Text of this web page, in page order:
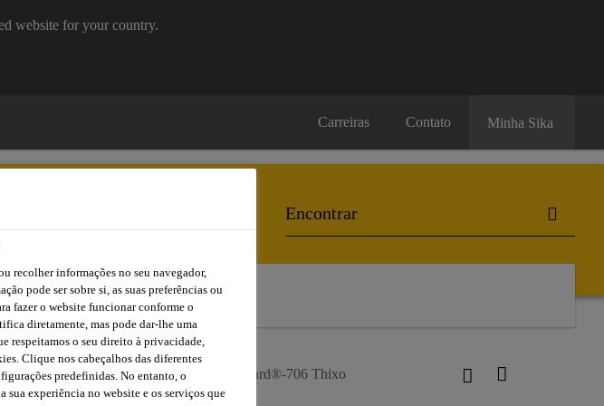
website for your country.
Carreiras Contato Minha Sika
Atendimento Comercial
Base Silano Tixotrópico Sikagard®-706 Thixo
recolher informações no seu navegador,
pode ser sobre si, as suas preferências ou
fazer o website funcionar conforme o
diretamente, mas pode dar-lhe uma
respeitamos o seu direito à privacidade,
Clique nos cabeçalhos das diferentes
predefinidas. No entanto, o
experiência no website e os serviços que